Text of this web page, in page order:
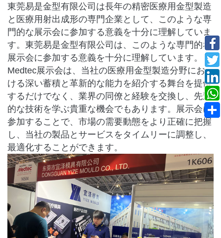
東莞易是金型有限公司は長年の精密医療用金型製造
と医療用射出成形の専門企業として、このような専
門的な展示会に参加する意義を十分に理解していま
す。東莞易是金型有限公司は、このような専門的な
展示会に参加する意義を十分に理解しています。
Medtec展示会は、当社の医療用金型製造分野にお
ける深い蓄積と革新的な能力を紹介する舞台を提供
するだけでなく、業界の同僚と経験を交換し、先進
的な技術を学ぶ貴重な機会でもあります。展示会に
参加することで、市場の需要動態をより正確に把握
し、当社の製品とサービスをタイムリーに調整し、
最適化することができます。